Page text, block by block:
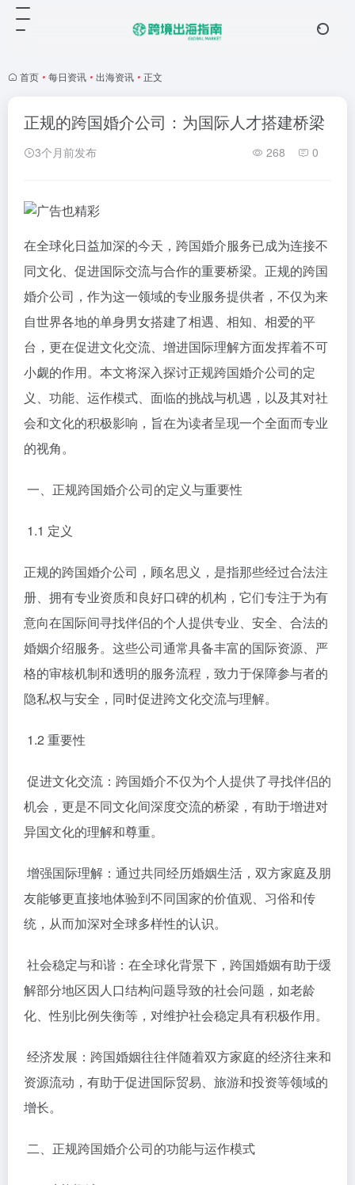
首页 • 每日资讯 • 出海资讯 • 正文
正规的跨国婚介公司：为国际人才搭建桥梁
3个月前发布 268 0
在全球化日益加深的今天，跨国婚介服务已成为连接不
同文化、促进国际交流与合作的重要桥梁。正规的跨国
婚介公司，作为这一领域的专业服务提供者，不仅为来
自世界各地的单身男女搭建了相遇、相知、相爱的平
台，更在促进文化交流、增进国际理解方面发挥着不可
小觑的作用。本文将深入探讨正规跨国婚介公司的定
义、功能、运作模式、面临的挑战与机遇，以及其对社
会和文化的积极影响，旨在为读者呈现一个全面而专业
的视角。
一、正规跨国婚介公司的定义与重要性
1.1 定义
正规的跨国婚介公司，顾名思义，是指那些经过合法注
册、拥有专业资质和良好口碑的机构，它们专注于为有
意向在国际间寻找伴侣的个人提供专业、安全、合法的
婚姻介绍服务。这些公司通常具备丰富的国际资源、严
格的审核机制和透明的服务流程，致力于保障参与者的
隐私权与安全，同时促进跨文化交流与理解。
1.2 重要性
促进文化交流：跨国婚介不仅为个人提供了寻找伴侣的
机会，更是不同文化间深度交流的桥梁，有助于增进对
异国文化的理解和尊重。
增强国际理解：通过共同经历婚姻生活，双方家庭及朋
友能够更直接地体验到不同国家的价值观、习俗和传
统，从而加深对全球多样性的认识。
社会稳定与和谐：在全球化背景下，跨国婚姻有助于缓
解部分地区因人口结构问题导致的社会问题，如老龄
化、性别比例失衡等，对维护社会稳定具有积极作用。
经济发展：跨国婚姻往往伴随着双方家庭的经济往来和
资源流动，有助于促进国际贸易、旅游和投资等领域的
增长。
二、正规跨国婚介公司的功能与运作模式